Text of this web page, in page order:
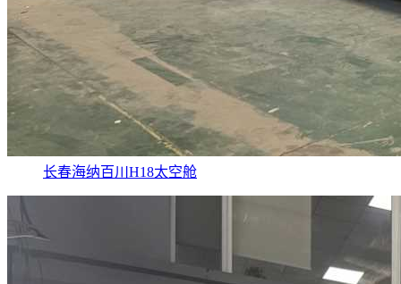
长春海纳百川H18太空舱